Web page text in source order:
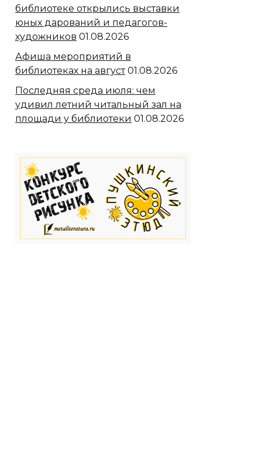
библиотеке открылись выставки
юных дарований и педагогов-
художников 01.08.2026
Афиша мероприятий в
библиотеках на август 01.08.2026
Последняя среда июля: чем
удивил летний читальный зал на
площади у библиотеки 01.08.2026